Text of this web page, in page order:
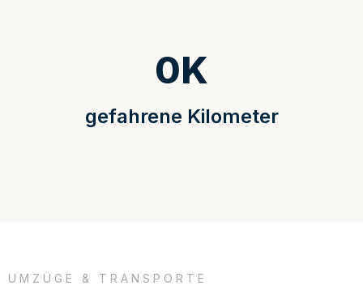
gefahrene Kilometer
0K
UMZÜGE & TRANSPORTE